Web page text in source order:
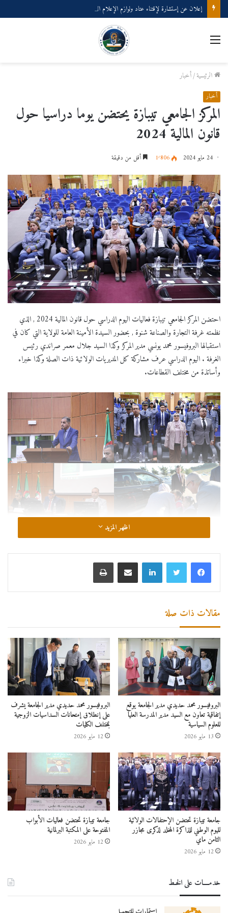
إعلان عن إستشارة لإقتناء عتاد ولوازم الإعلام الألي
القائمة
الرئيسية/أخبار
أخبار
المركز الجامعي تيبازة يحتضن يوما دراسيا حول
قانون المالية 2024
24 مايو 2024 1٬806 أقل من دقيقة
احتضن المركز الجامعي تيبازة فعاليات اليوم الدراسي حول قانون المالية 2024 , الذي
نظمته غرفة التجارة والصناعة شنوة , بحضور السيدة الأمينة العامة للولاية التي كان في
استقبالها البروفيسور محمد يونسي مدير المركز وكذا السيد جلال معمر صراندي رئيس
الغرفة . اليوم الدراسي عرف مشاركة كل المديريات الولائية ذات الصلة وكذا خبراء
وأساتذة من مختلف القطاعات.
اظهر المزيد
لينكدإن مشاركة عبر البريد طباعة
مقالات ذات صلة
البروفيسور محمد حديدي مدير الجامعة يوقع
إتفاقية تعاون مع السيد مدير المدرسة العليا
للعلوم السياسية
13 مايو 2026
البروفيسور محمد حديدي مدير الجامعة يشرف
على إنطلاق إمتحانات السداسيات الزوجية
بمختلف الكليات
12 مايو 2026
جامعة تيبازة تحتضن الإحتفالات الولائية
لليوم الوطني للذاكرة المخلد لذكرى مجازر
الثامن ماي
12 مايو 2026
جامعة تيبازة تحتضن فعاليات الأبواب
المفتوحة على المكتبة البرلمانية
12 مايو 2026
خدمــــات على الخـط